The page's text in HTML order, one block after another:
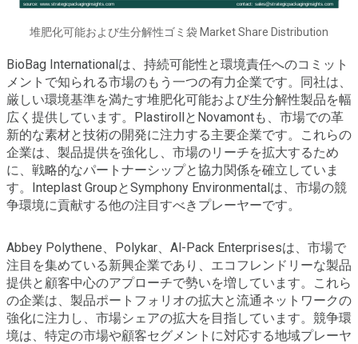
堆肥化可能および生分解性ゴミ袋 Market Share Distribution
BioBag Internationalは、持続可能性と環境責任へのコミット
メントで知られる市場のもう一つの有力企業です。同社は、
厳しい環境基準を満たす堆肥化可能および生分解性製品を幅
広く提供しています。PlastirollとNovamontも、市場での革
新的な素材と技術の開発に注力する主要企業です。これらの
企業は、製品提供を強化し、市場のリーチを拡大するため
に、戦略的なパートナーシップと協力関係を確立していま
す。Inteplast GroupとSymphony Environmentalは、市場の競
争環境に貢献する他の注目すべきプレーヤーです。
Abbey Polythene、Polykar、Al-Pack Enterprisesは、市場で
注目を集めている新興企業であり、エコフレンドリーな製品
提供と顧客中心のアプローチで勢いを増しています。これら
の企業は、製品ポートフォリオの拡大と流通ネットワークの
強化に注力し、市場シェアの拡大を目指しています。競争環
境は、特定の市場や顧客セグメントに対応する地域プレーヤ